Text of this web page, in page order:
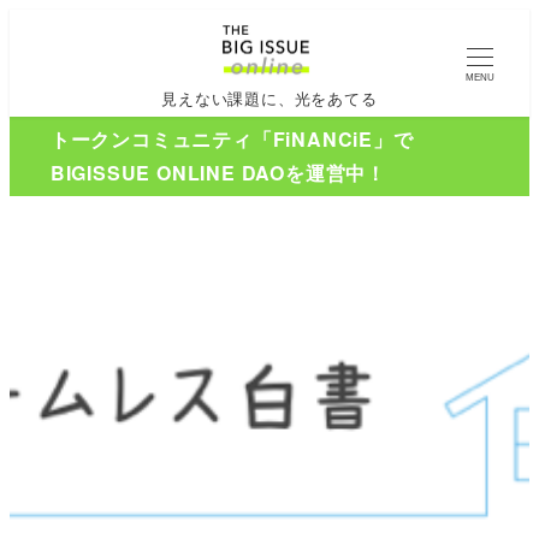
見えない課題に、光をあてる
MENU
トークンコミュニティ「FiNANCiE」で
BIGISSUE ONLINE DAOを運営中！